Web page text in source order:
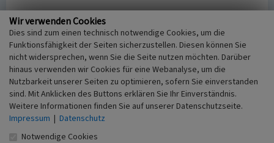
Internet
de.wikipedia.org : Gut Melb (abgerufen 21.04.2023)
Gut Melb
Schlagwörter
Herrenhaus (Bauwerk) Gutshof
Straße / Hausnummer
Melbweg 42
Ort
Wir verwenden Cookies
Dies sind zum einen technisch notwendige Cookies, um die
Funktionsfähigkeit der Seiten sicherzustellen. Diesen können Sie
nicht widersprechen, wenn Sie die Seite nutzen möchten. Darüber
hinaus verwenden wir Cookies für eine Webanalyse, um die
Nutzbarkeit unserer Seiten zu optimieren, sofern Sie einverstanden
sind. Mit Anklicken des Buttons erklären Sie Ihr Einverständnis.
Weitere Informationen finden Sie auf unserer Datenschutzseite.
Impressum | Datenschutz
Notwendige Cookies